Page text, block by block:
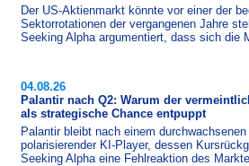
Der US-​Aktienmarkt könnte vor einer der
Sektorrotationen der vergangenen Jahre
Seeking Alpha argumentiert, dass sich die
04.08.26
Palantir nach Q2: Warum der
als strategische Chance entpuppt
Palantir bleibt nach einem
polarisierender KI-Player, dessen
Seeking Alpha eine Fehlreaktion des